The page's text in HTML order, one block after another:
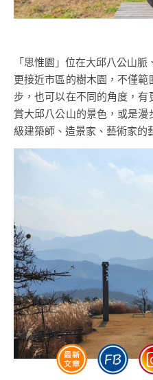
「思惟園」位在大邱八公山
更接近市區的樹木園，不僅
步，也可以在不同的角度，
賞大邱八公山的景色，或是
級建築師、造景家、藝術家的